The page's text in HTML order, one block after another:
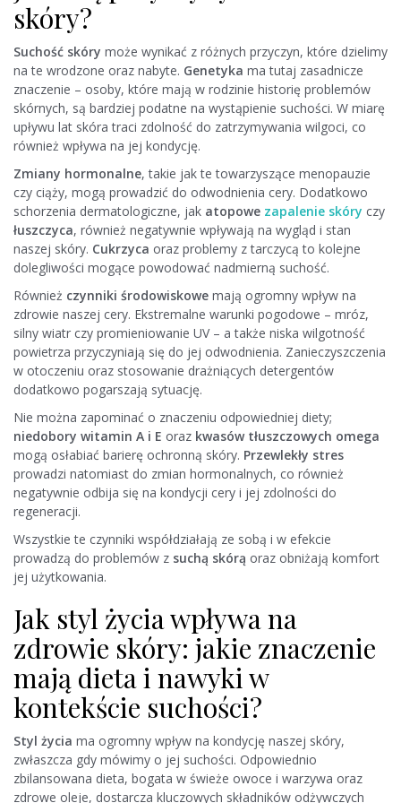
skóry?
Suchość skóry może wynikać z różnych przyczyn, które dzielimy
na te wrodzone oraz nabyte. Genetyka ma tutaj zasadnicze
znaczenie – osoby, które mają w rodzinie historię problemów
skórnych, są bardziej podatne na wystąpienie suchości. W miarę
upływu lat skóra traci zdolność do zatrzymywania wilgoci, co
również wpływa na jej kondycję.
Zmiany hormonalne, takie jak te towarzyszące menopauzie
czy ciąży, mogą prowadzić do odwodnienia cery. Dodatkowo
schorzenia dermatologiczne, jak atopowe zapalenie skóry czy
łuszczyca, również negatywnie wpływają na wygląd i stan
naszej skóry. Cukrzyca oraz problemy z tarczycą to kolejne
dolegliwości mogące powodować nadmierną suchość.
Również czynniki środowiskowe mają ogromny wpływ na
zdrowie naszej cery. Ekstremalne warunki pogodowe – mróz,
silny wiatr czy promieniowanie UV – a także niska wilgotność
powietrza przyczyniają się do jej odwodnienia. Zanieczyszczenia
w otoczeniu oraz stosowanie drażniących detergentów
dodatkowo pogarszają sytuację.
Nie można zapominać o znaczeniu odpowiedniej diety;
niedobory witamin A i E oraz kwasów tłuszczowych omega
mogą osłabiać barierę ochronną skóry. Przewlekły stres
prowadzi natomiast do zmian hormonalnych, co również
negatywnie odbija się na kondycji cery i jej zdolności do
regeneracji.
Wszystkie te czynniki współdziałają ze sobą i w efekcie
prowadzą do problemów z suchą skórą oraz obniżają komfort
jej użytkowania.
Jak styl życia wpływa na
zdrowie skóry: jakie znaczenie
mają dieta i nawyki w
kontekście suchości?
Styl życia ma ogromny wpływ na kondycję naszej skóry,
zwłaszcza gdy mówimy o jej suchości. Odpowiednio
zbilansowana dieta, bogata w świeże owoce i warzywa oraz
zdrowe oleje, dostarcza kluczowych składników odżywczych